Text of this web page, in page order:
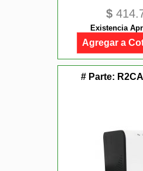
$
Existencia
Agregar a
# Parte: